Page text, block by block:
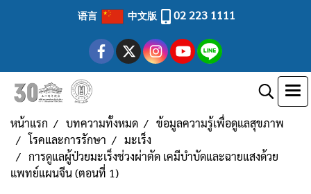
语言 中文版 02 223 1111
หน้าแรก บทความทั้งหมด
ข้อมูลความรู้เพื่อดูแลสุขภาพ
โรคและการรักษา
มะเร็ง
การดูแลผู้ป่วยมะเร็งช่วงผ่าตัด เคมีบำบัดและฉายแสงด้วย
แพทย์แผนจีน (ตอนที่ 1)